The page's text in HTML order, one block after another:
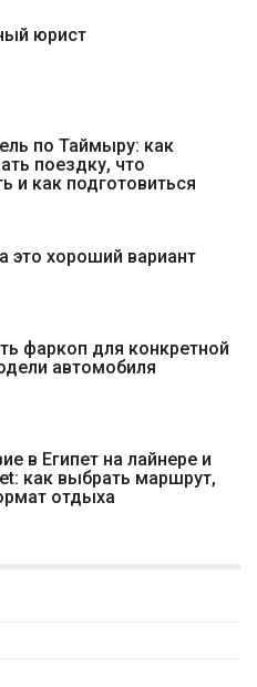
юрист
по Таймыру: как
поездку, что
и как подготовиться
это хороший вариант
фаркоп для конкретной
автомобиля
в Египет на лайнере и
как выбрать маршрут,
отдыха